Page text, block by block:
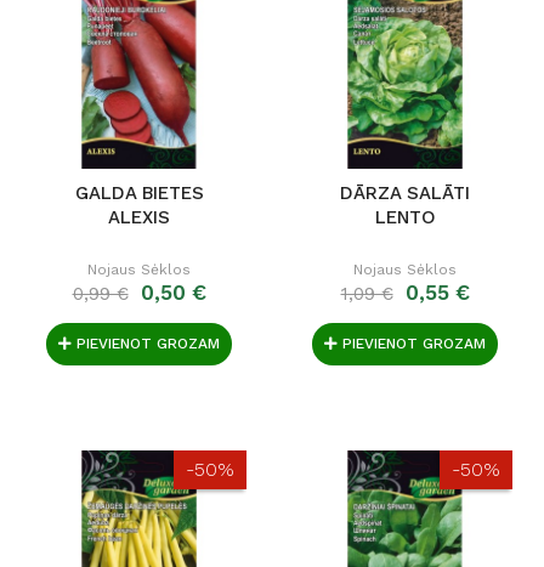
GALDA BIETES
ALEXIS
Nojaus Sėklos
0,99 € 0,50 €
PIEVIENOT GROZAM
DĀRZA SALĀTI
LENTO
Nojaus Sėklos
1,09 € 0,55 €
PIEVIENOT GROZAM
-50% -50%